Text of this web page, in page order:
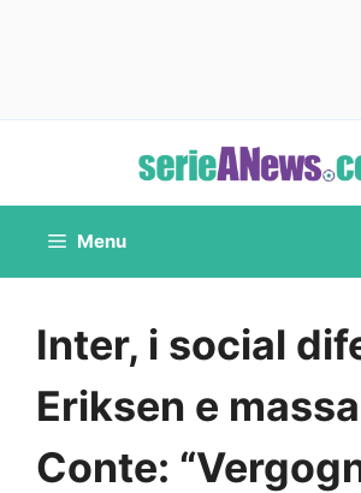
contenuto
Menu
Inter, i social
Eriksen e
Conte: